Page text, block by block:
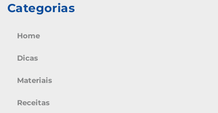
Categorias
Home
Dicas
Materiais
Receitas